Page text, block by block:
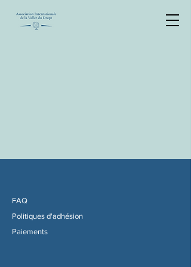
FAQ
Politiques d'adhésion
Paiements